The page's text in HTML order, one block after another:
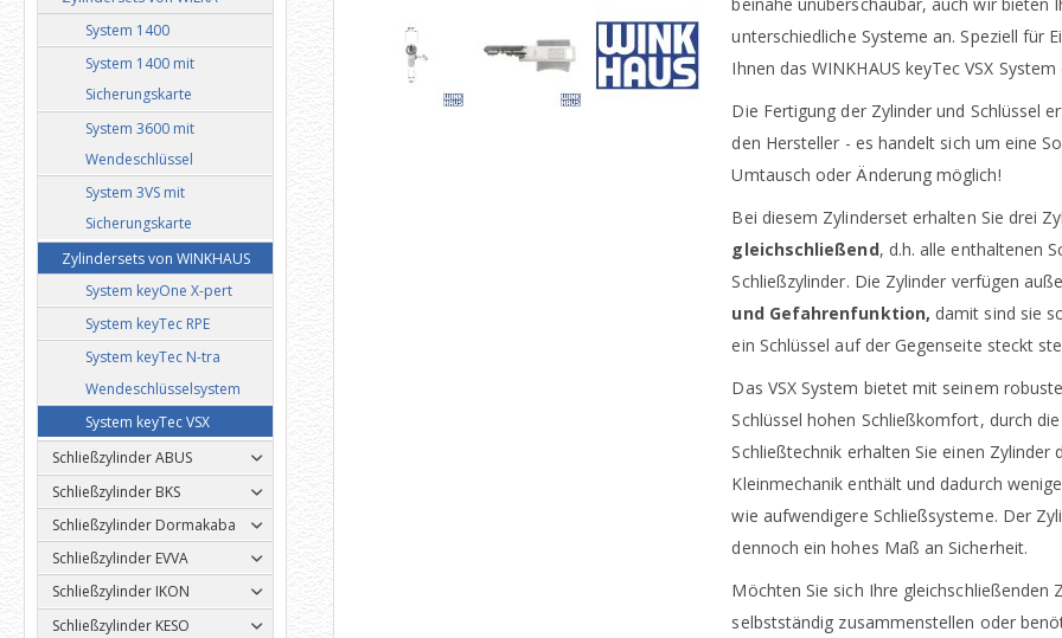
unterschiedliche Systeme an. Speziell für
Ihnen das WINKHAUS keyTec VSX
Die Fertigung der Zylinder und Schlüssel
den Hersteller - es handelt sich um eine
Umtausch oder Änderung möglich!
Bei diesem Zylinderset erhalten Sie drei
gleichschließend, d.h. alle enthaltenen
Schließzylinder. Die Zylinder verfügen
und Gefahrenfunktion, damit sind sie
ein Schlüssel auf der Gegenseite steckt
Das VSX System bietet mit seinem
Schlüssel hohen Schließkomfort, durch
Schließtechnik erhalten Sie einen Zylinder
Kleinmechanik enthält und dadurch
wie aufwendigere Schließsysteme. Der
dennoch ein hohes Maß an Sicherheit.
Möchten Sie sich Ihre gleichschließenden
selbstständig zusammenstellen oder
System 1400
System 1400 mit
Sicherungskarte
System 3600 mit
Wendeschlüssel
System 3VS mit
Sicherungskarte
Zylindersets von WINKHAUS
System keyOne X-pert
System keyTec RPE
System keyTec N-tra
Wendeschlüsselsystem
System keyTec VSX
Schließzylinder ABUS
Schließzylinder BKS
Schließzylinder Dormakaba
Schließzylinder EVVA
Schließzylinder IKON
Schließzylinder KESO